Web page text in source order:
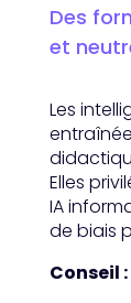
Des
et
Les
Elles
IA
de biais
Conseil :